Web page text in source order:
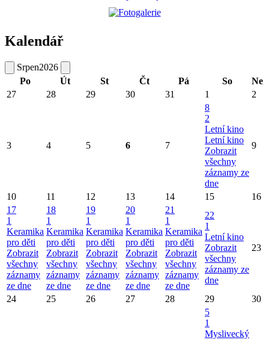
Kalendář
Srpen2026
Po
Út St Čt Pá So
Ne
27
28 29 30 31 1 2
3 4 5 6 7
8
2
Letní kino
Letní kino
Zobrazit
všechny
záznamy ze
dne
9
10 11 12 13 14 15
16
17
1
Keramika
pro děti
Zobrazit
všechny
záznamy
ze dne
18
1
Keramika
pro děti
Zobrazit
všechny
záznamy
ze dne
19
1
Keramika
pro děti
Zobrazit
všechny
záznamy
ze dne
20
1
Keramika
pro děti
Zobrazit
všechny
záznamy
ze dne
21
1
Keramika
pro děti
Zobrazit
všechny
záznamy
ze dne
22
1
Letní kino
Zobrazit
všechny
záznamy ze
dne
23
24 25 26 27 28 29 30
5
1
Myslivecký